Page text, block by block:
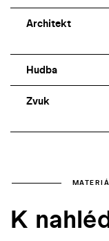
Architekt
Hudba
Zvuk
K